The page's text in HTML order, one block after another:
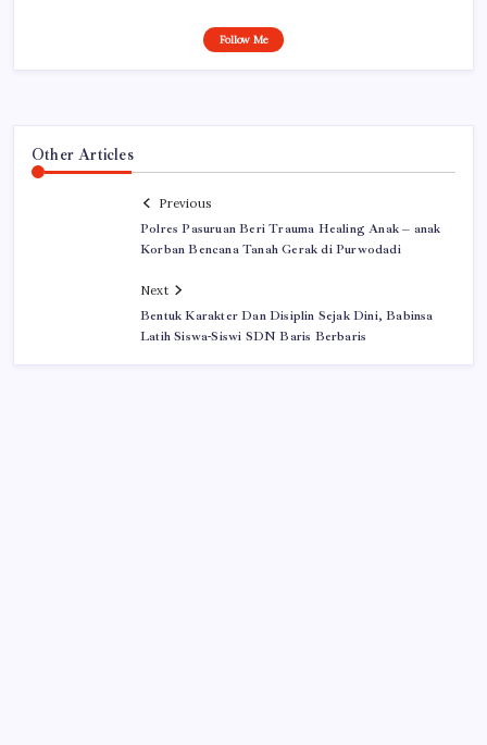
Follow Me
Other Articles
Previous
Polres Pasuruan Beri Trauma Healing Anak – anak
Korban Bencana Tanah Gerak di Purwodadi
Next
Bentuk Karakter Dan Disiplin Sejak Dini, Babinsa
Latih Siswa-Siswi SDN Baris Berbaris